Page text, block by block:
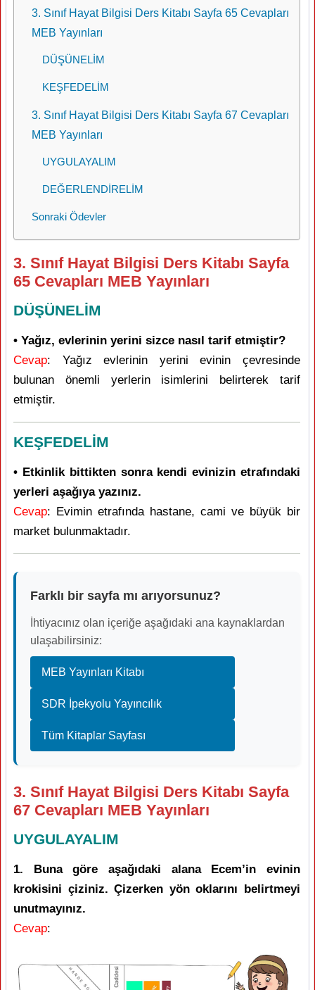
3. Sınıf Hayat Bilgisi Ders Kitabı Sayfa 65 Cevapları
MEB Yayınları
DÜŞÜNELİM
KEŞFEDELİM
3. Sınıf Hayat Bilgisi Ders Kitabı Sayfa 67 Cevapları
MEB Yayınları
UYGULAYALIM
DEĞERLENDİRELİM
Sonraki Ödevler
3. Sınıf Hayat Bilgisi Ders Kitabı Sayfa
65 Cevapları MEB Yayınları
DÜŞÜNELİM
• Yağız, evlerinin yerini sizce nasıl tarif etmiştir?
Cevap: Yağız evlerinin yerini evinin çevresinde
bulunan önemli yerlerin isimlerini belirterek tarif
etmiştir.
KEŞFEDELİM
• Etkinlik bittikten sonra kendi evinizin etrafındaki
yerleri aşağıya yazınız.
Cevap: Evimin etrafında hastane, cami ve büyük bir
market bulunmaktadır.
Farklı bir sayfa mı arıyorsunuz?
İhtiyacınız olan içeriğe aşağıdaki ana kaynaklardan
ulaşabilirsiniz:
MEB Yayınları Kitabı
SDR İpekyolu Yayıncılık
Tüm Kitaplar Sayfası
3. Sınıf Hayat Bilgisi Ders Kitabı Sayfa
67 Cevapları MEB Yayınları
UYGULAYALIM
1. Buna göre aşağıdaki alana Ecem’in evinin
krokisini çiziniz. Çizerken yön oklarını belirtmeyi
unutmayınız.
Cevap: